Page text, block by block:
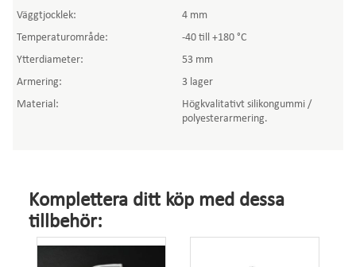
Väggtjocklek:
4 mm
Temperaturområde:
-40 till +180 °C
Ytterdiameter:
53 mm
Armering:
3 lager
Material:
Högkvalitativt silikongummi /
polyesterarmering.
Komplettera ditt köp med dessa
tillbehör: